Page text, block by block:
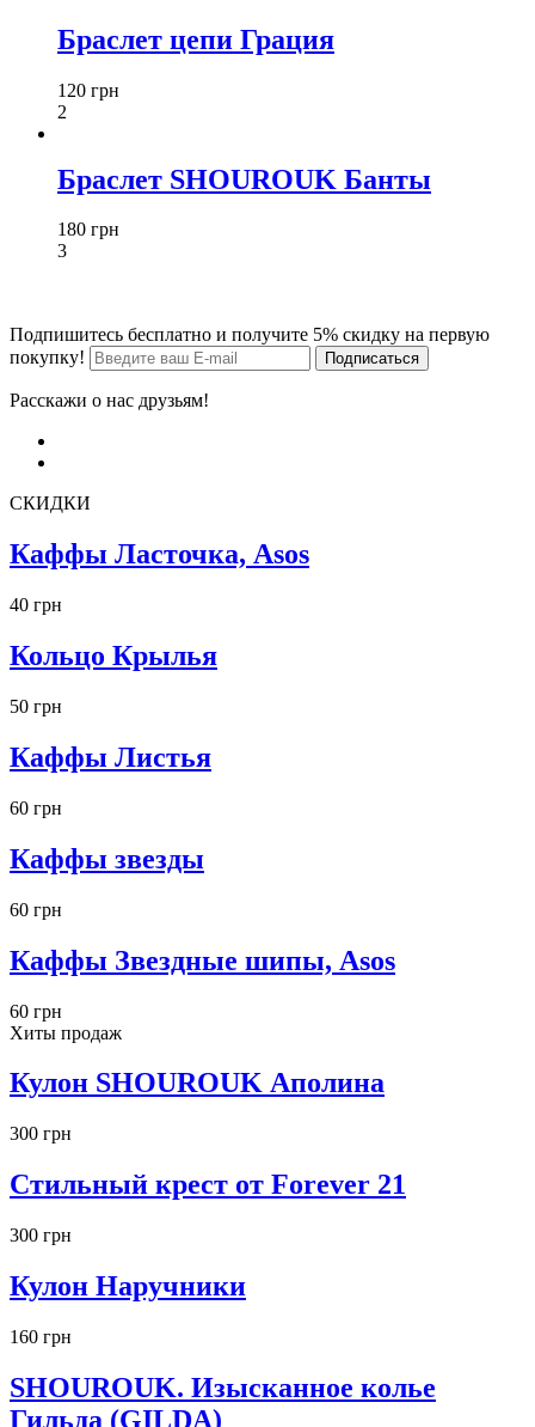
Браслет цепи Грация
120 грн
2
Браслет SHOUROUK Банты
180 грн
3
Подпишитесь бесплатно и получите 5% скидку на первую
покупку!
Расскажи о нас друзьям!
СКИДКИ
Каффы Ласточка, Asos
40 грн
Кольцо Крылья
50 грн
Каффы Листья
60 грн
Каффы звезды
60 грн
Каффы Звездные шипы, Asos
60 грн
Хиты продаж
Кулон SHOUROUK Аполина
300 грн
Стильный крест от Forever 21
300 грн
Кулон Наручники
160 грн
SHOUROUK. Изысканное колье
Гильда (GILDA)